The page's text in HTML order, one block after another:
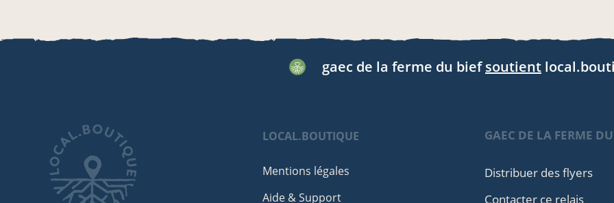
gaec de la ferme du biefsoutient
LOCAL.BOUTIQUE
Mentions légales
Aide & Support
GAEC DE LA FERME
Distribuer des flyers
Contacter ce relais